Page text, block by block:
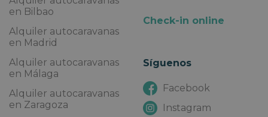
en Bilbao
Alquiler autocaravanas
en Madrid
Alquiler autocaravanas
en Málaga
Alquiler autocaravanas
en Zaragoza
Check-in online
Síguenos
Facebook
Instagram